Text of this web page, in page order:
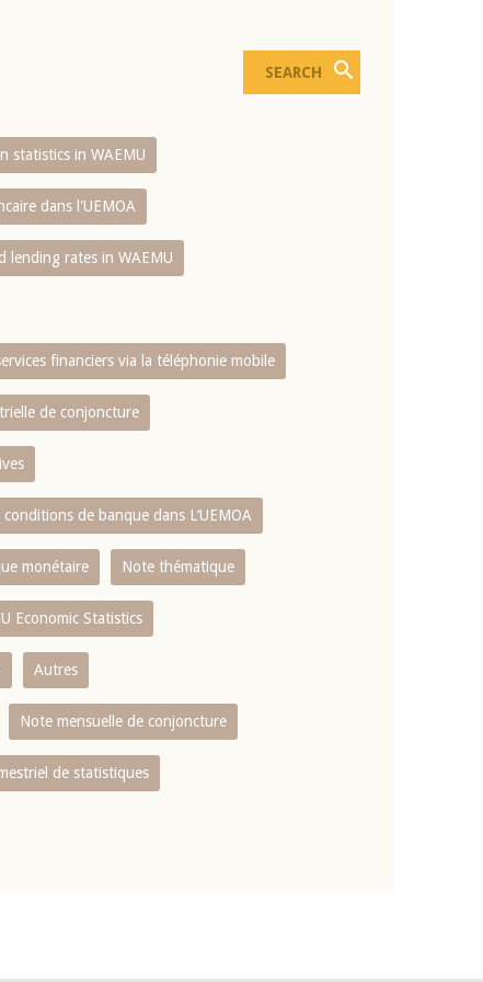
statistics in WAEMU
dans l'UEMOA
lending rates in WAEMU
financiers via la téléphonie mobile
de conjoncture
de banque dans L‘UEMOA
monétaire Note thématique
Economic Statistics
Autres
Note mensuelle de conjoncture
de statistiques